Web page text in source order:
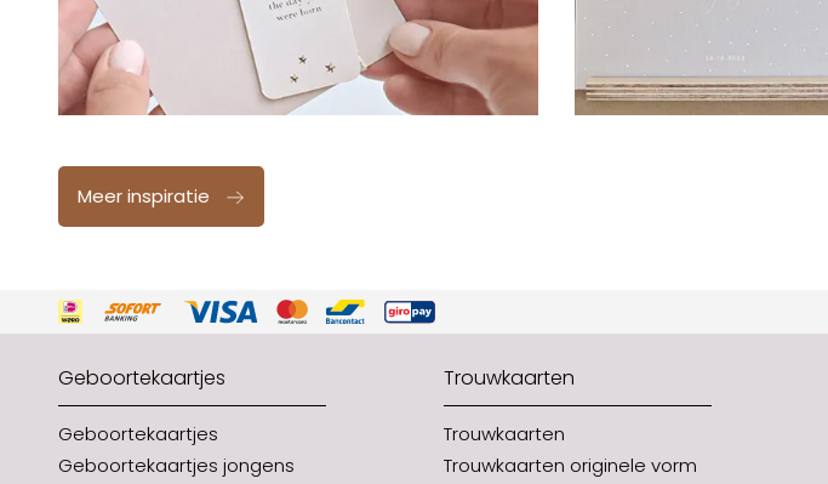
Meer inspiratie
Geboortekaartjes
Geboortekaartjes
Geboortekaartjes jongens
Trouwkaarten
Trouwkaarten
Trouwkaarten originele vorm